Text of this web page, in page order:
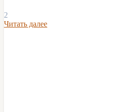
2
Читать далее